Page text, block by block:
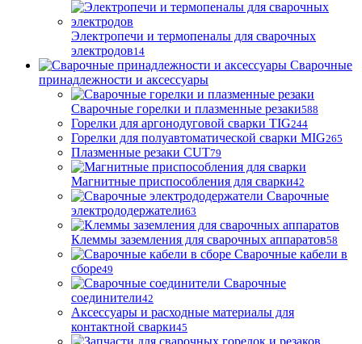
Электропечи и термопеналы для сварочных
электродов14
Сварочные
принадлежности и аксессуары
Сварочные горелки и плазменные резаки588
Горелки для аргонодуговой сварки TIG244
Горелки для полуавтоматической сварки MIG265
Плазменные резаки CUT79
Магнитные приспособления для сварки42
Сварочные
электрододержатели63
Клеммы заземления для сварочных аппаратов58
Сварочные кабели в
сборе49
Сварочные
соединители42
Аксессуары и расходные материалы для
контактной сварки45